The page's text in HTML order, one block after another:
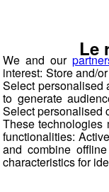
We and our
interest: Store and/
Select personalised
to generate
Select personalised
These technologies
functionalities:
and combine
characteristics for
Le